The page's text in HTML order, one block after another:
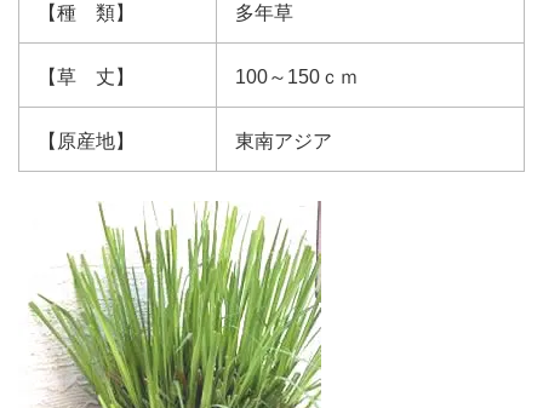
【種 類】 多年草
【草 丈】 100～150ｃｍ
【原産地】 東南アジア